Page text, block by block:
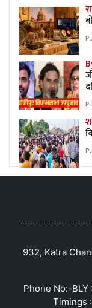
932, Katra
Phone No:-BLY
Timings